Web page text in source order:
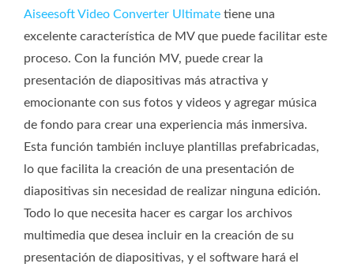
Aiseesoft Video Converter Ultimate tiene una
excelente característica de MV que puede facilitar este
proceso. Con la función MV, puede crear la
presentación de diapositivas más atractiva y
emocionante con sus fotos y videos y agregar música
de fondo para crear una experiencia más inmersiva.
Esta función también incluye plantillas prefabricadas,
lo que facilita la creación de una presentación de
diapositivas sin necesidad de realizar ninguna edición.
Todo lo que necesita hacer es cargar los archivos
multimedia que desea incluir en la creación de su
presentación de diapositivas, y el software hará el